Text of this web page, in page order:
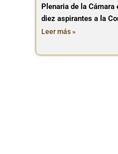
Plenaria de la
diez aspirantes a la
Leer más »